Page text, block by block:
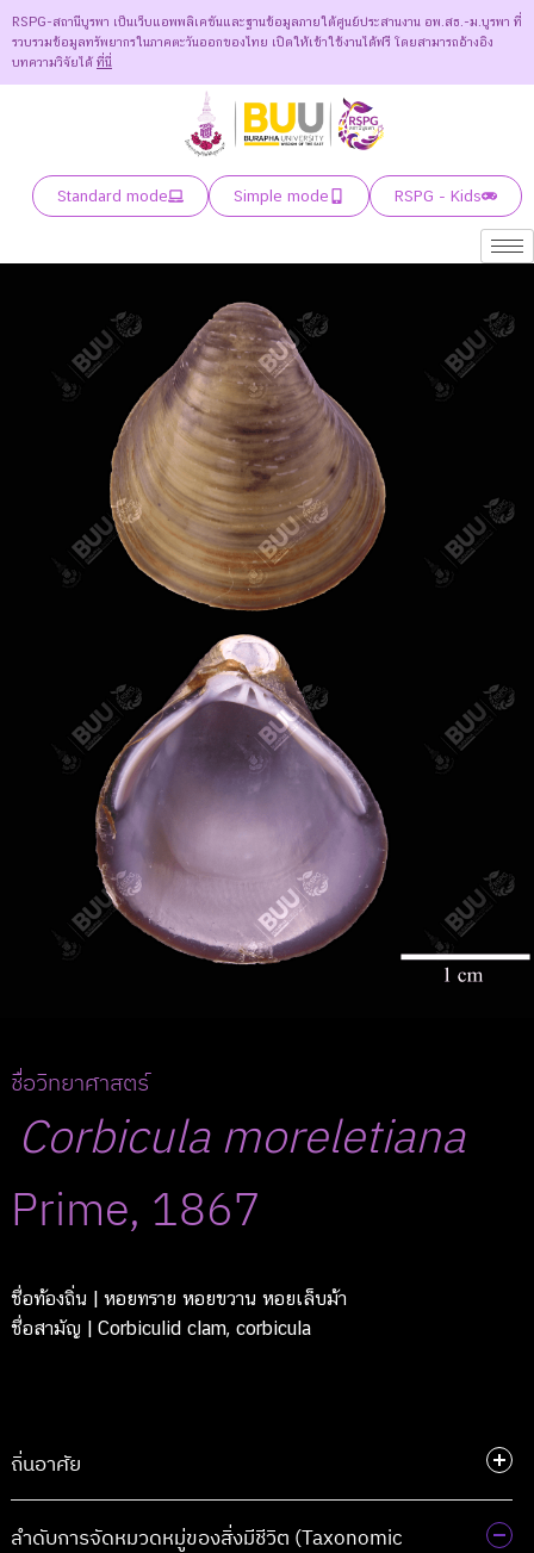
RSPG-สถานีบูรพา เป็นเว็บแอพพลิเคชันและฐานข้อมูลภายใต้ศูนย์ประสานงาน อพ.สธ.-ม.บูรพา ที่
รวบรวมข้อมูลทรัพยากรในภาคตะวันออกของไทย เปิดให้เข้าใช้งานได้ฟรี โดยสามารถอ้างอิง
บทความวิจัยได้ ที่นี่
Standard mode Simple mode RSPG - Kids
ชื่อวิทยาศาสตร์
Corbicula moreletiana
Prime, 1867
ชื่อท้องถิ่น | หอยทราย หอยขวาน หอยเล็บม้า
ชื่อสามัญ | Corbiculid clam, corbicula
ถิ่นอาศัย
ลำดับการจัดหมวดหมู่ของสิ่งมีชีวิต (Taxonomic